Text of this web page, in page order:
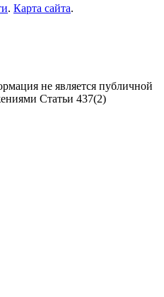
. Карта сайта.
не является публичной
Статьи 437(2)